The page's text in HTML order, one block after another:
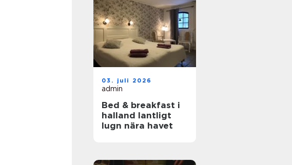
03. juli 2026
admin
Bed & breakfast i
halland lantligt
lugn nära havet